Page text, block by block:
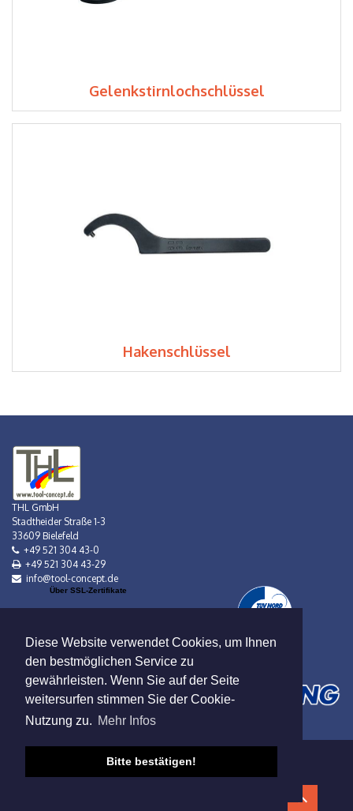
Diese Website verwendet Cookies, um Ihnen
den bestmöglichen Service zu
gewährleisten. Wenn Sie auf der Seite
weitersurfen stimmen Sie der Cookie-
Nutzung zu. Mehr Infos
Bitte bestätigen!
Gelenkstirnlochschlüssel
Hakenschlüssel
THL GmbH
Stadtheider Straße 1-3
33609 Bielefeld
+49 521 304 43-0
+49 521 304 43-29
info@tool-concept.de
Über SSL-Zertifikate
Verkauf nur an Gewerbebetreibende!
Datenschutz|AGB|Impressum|Mietbedingungen
expand_less